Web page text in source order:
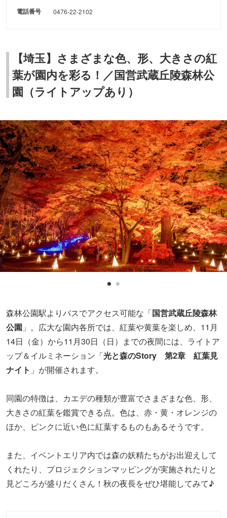
電話番号 0476-22-2102
【埼玉】さまざまな色、形、大きさの紅
葉が園内を彩る！／国営武蔵丘陵森林公
園（ライトアップあり）
森林公園駅よりバスでアクセス可能な「国営武蔵丘陵森林
公園 」。広大な園内各所では、紅葉や黄葉を楽しめ、11月
14日（金）から11月30日（日）までの夜間には、ライトア
ップ＆イルミネーション「光と森のStory 第2章 紅葉見
ナイト 」が開催されます。
同園の特徴は、カエデの種類が豊富でさまざまな色、形、
大きさの紅葉を鑑賞できる点。色は、赤・黄・オレンジの
ほか、ピンクに近い色に紅葉するものもあるそうです。
また、イベントエリア内では森の妖精たちがお出迎えして
くれたり、プロジェクションマッピングが実施されたりと
見どころが盛りだくさん！秋の夜長をぜひ堪能してみて♪